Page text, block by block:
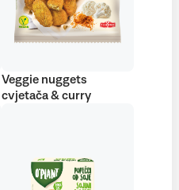
Veggie nuggets
cvjetača & curry